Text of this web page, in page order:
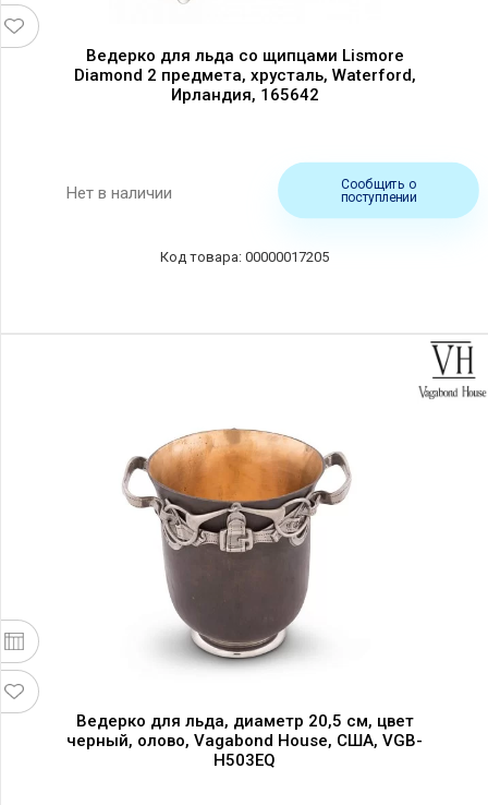
Ведерко для льда со щипцами Lismore
Diamond 2 предмета, хрусталь, Waterford,
Ирландия, 165642
Нет в наличии
Сообщить о
поступлении
00000017205
Ведерко для льда, диаметр 20,5 см, цвет
черный, олово, Vagabond House, США, VGB-
H503EQ